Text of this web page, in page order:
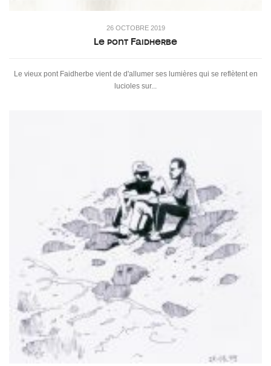
26 OCTOBRE 2019
Le pont Faidherbe
Le vieux pont Faidherbe vient de d'allumer ses lumières qui se reflètent en
lucioles sur...